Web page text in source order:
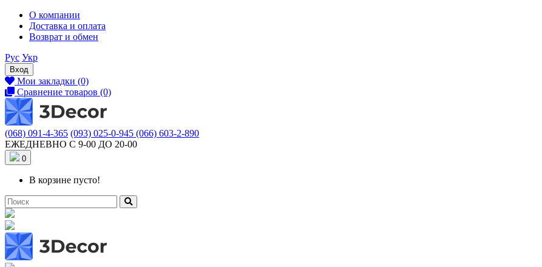
О компании
Доставка и оплата
Возврат и обмен
Рус Укр
Вход
Мои закладки (0)
Сравнение товаров (0)
(068) 091-4-365 (093) 025-0-945 (066) 603-2-890
ЕЖЕДНЕВНО С 9-00 ДО 20-00
0
В корзине пусто!